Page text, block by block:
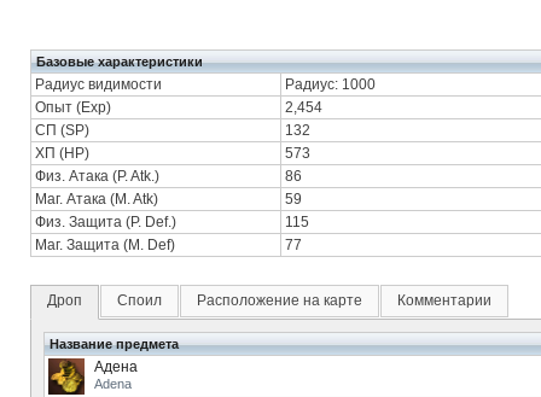
Базовые характеристики
Радиус видимости
Радиус: 1000
Опыт (Exp)
2,454
СП (SP)
132
ХП (HP)
573
Физ. Атака (P. Atk.)
86
Маг. Атака (M. Atk)
59
Физ. Защита (P. Def.)
115
Маг. Защита (M. Def)
77
Дроп Споил Расположение на карте Комментарии
Название предмета
Адена
Adena